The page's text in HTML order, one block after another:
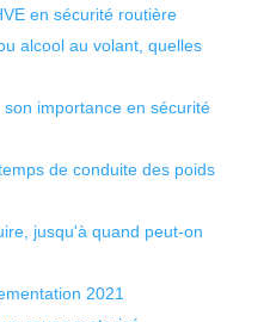
en sécurité routière
alcool au volant, quelles
importance en sécurité
de conduite des poids
jusqu'à quand peut-on
2021